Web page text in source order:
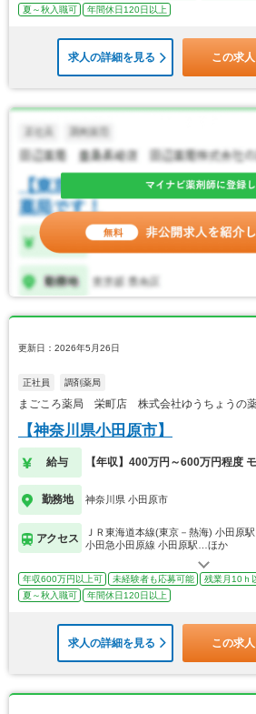
夏～秋入職可
年間休日120日以上
求人の詳細を見る この求
更新日：2026年5月26日
正社員 調剤薬局
まごころ薬局 栄町店 株式会社ゆうちょうの
【神奈川県小田原市】
給与 【年収】400万円～600万円程度
勤務地 神奈川県 小田原市
アクセス
ＪＲ東海道本線(東京－熱海) 小田原駅
小田急小田原線 小田原駅…ほか
年収600万円以上可 未経験者も応募可能 残業月10ｈ
夏～秋入職可
年間休日120日以上
求人の詳細を見る この求